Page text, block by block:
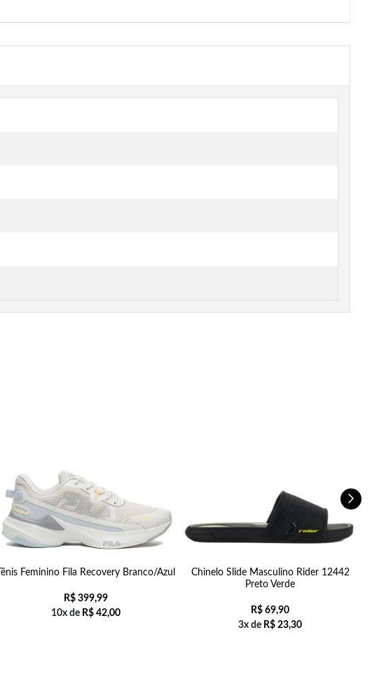
Tênis Feminino Fila Recovery Branco/Azul
R$ 399,99
10x de R$ 42,00
Chinelo Slide Masculino Rider 12442
Preto Verde
R$ 69,90
3x de R$ 23,30